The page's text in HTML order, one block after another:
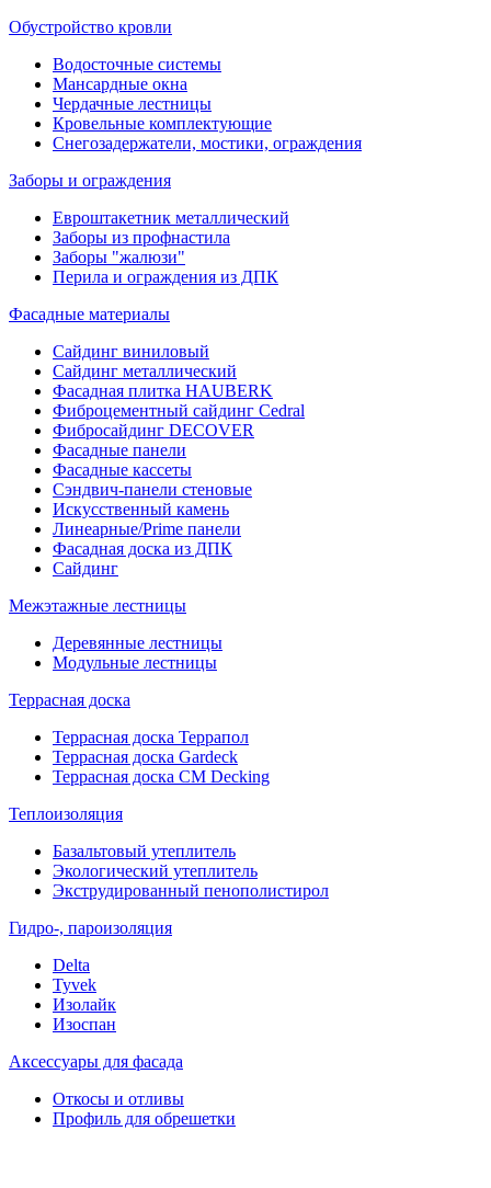
Обустройство кровли
Водосточные системы
Мансардные окна
Чердачные лестницы
Кровельные комплектующие
Снегозадержатели, мостики, ограждения
Заборы и ограждения
Евроштакетник металлический
Заборы из профнастила
Заборы "жалюзи"
Перила и ограждения из ДПК
Фасадные материалы
Сайдинг виниловый
Сайдинг металлический
Фасадная плитка HAUBERK
Фиброцементный сайдинг Cedral
Фибросайдинг DECOVER
Фасадные панели
Фасадные кассеты
Сэндвич-панели стеновые
Искусственный камень
Линеарные/Prime панели
Фасадная доска из ДПК
Сайдинг
Межэтажные лестницы
Деревянные лестницы
Модульные лестницы
Террасная доска
Террасная доска Террапол
Террасная доска Gardeck
Террасная доска CM Decking
Теплоизоляция
Базальтовый утеплитель
Экологический утеплитель
Экструдированный пенополистирол
Гидро-, пароизоляция
Delta
Tyvek
Изолайк
Изоспан
Аксессуары для фасада
Откосы и отливы
Профиль для обрешетки